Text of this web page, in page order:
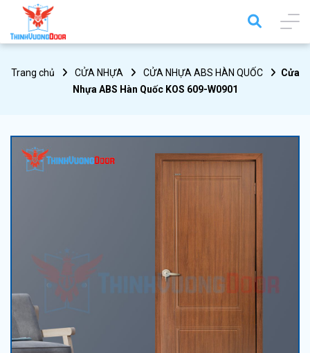
Trang chủ CỬA NHỰA CỬA NHỰA ABS HÀN QUỐC
Cửa
Nhựa ABS Hàn Quốc KOS 609-W0901